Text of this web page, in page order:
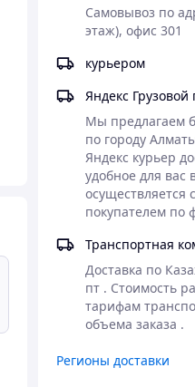
Самовывоз по
этаж), офис 301
курьером
Яндекс
Мы предлагаем
по городу
Яндекс курьер
удобное для вас
осуществляется
покупателем по
Транспортная
Доставка по
пт . Стоимость
тарифам
объема заказа .
Регионы доставки